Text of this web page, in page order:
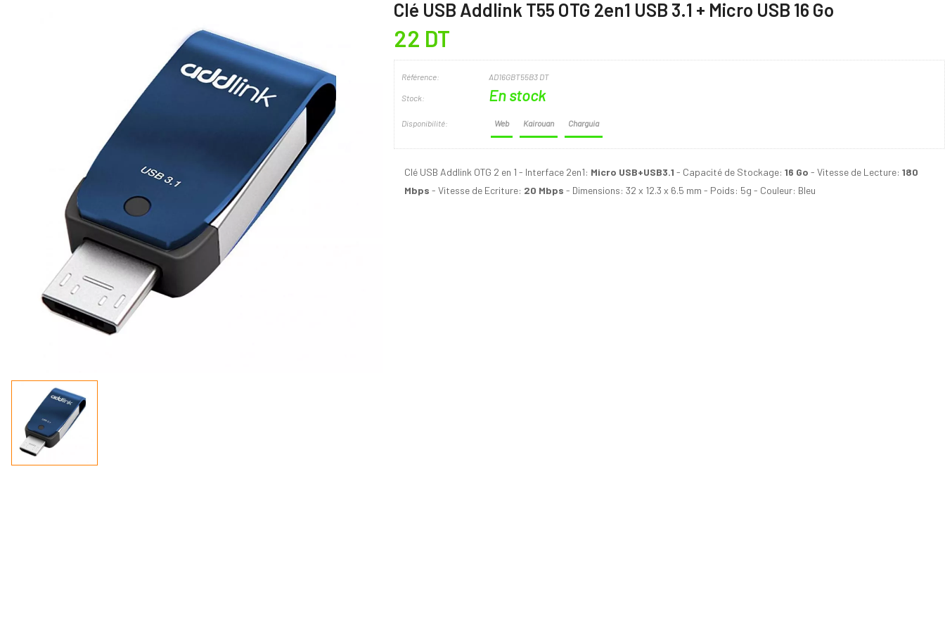
Clé USB Addlink T55 OTG 2en1 USB 3.1 + Micro USB 16 Go
22 DT
Référence: AD16GBT55B3 DT
Stock: En stock
Disponibilité: Web Kairouan Charguia
Clé USB Addlink OTG 2 en 1 - Interface 2en1: Micro USB+USB3.1 - Capacité de Stockage: 16 Go - Vitesse de Lecture: 180
Mbps - Vitesse de Ecriture: 20 Mbps - Dimensions: 32 x 12.3 x 6.5 mm - Poids: 5g - Couleur: Bleu